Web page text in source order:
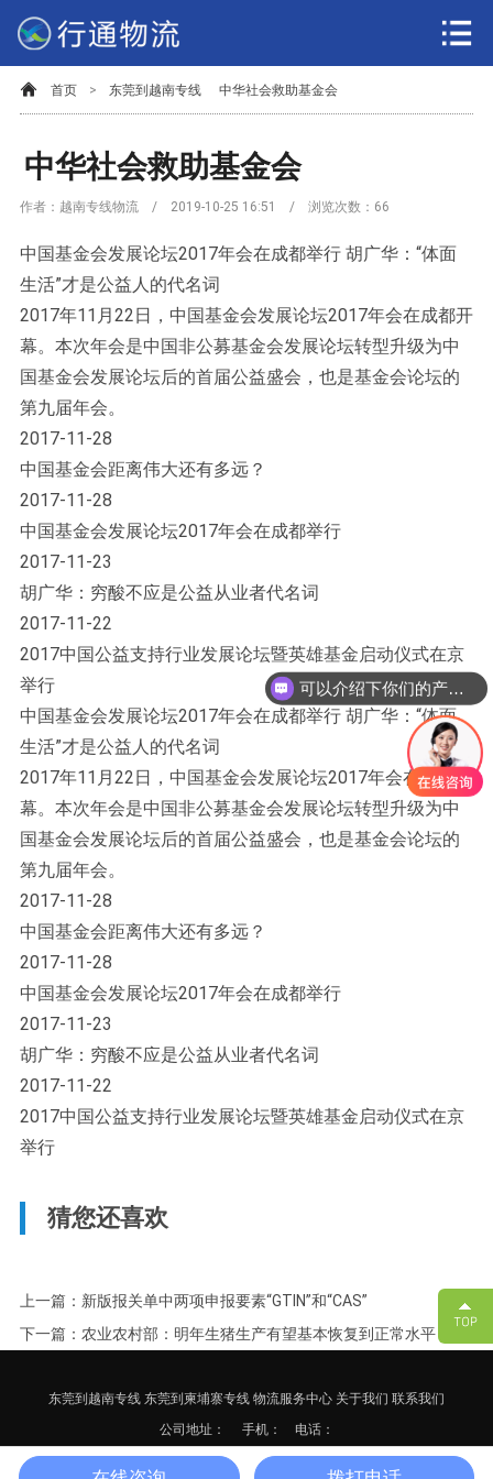
首页 > 东莞到越南专线 中华社会救助基金会
中华社会救助基金会
作者：越南专线物流 / 2019-10-25 16:51 / 浏览次数： 66
中国基金会发展论坛2017年会在成都举行 胡广华：“体面
生活”才是公益人的代名词
2017年11月22日，中国基金会发展论坛2017年会在成都开
幕。本次年会是中国非公募基金会发展论坛转型升级为中
国基金会发展论坛后的首届公益盛会，也是基金会论坛的
第九届年会。
2017-11-28
中国基金会距离伟大还有多远？
2017-11-28
中国基金会发展论坛2017年会在成都举行
2017-11-23
胡广华：穷酸不应是公益从业者代名词
2017-11-22
2017中国公益支持行业发展论坛暨英雄基金启动仪式在京
举行
中国基金会发展论坛2017年会在成都举行 胡广华：“体面
生活”才是公益人的代名词
2017年11月22日，中国基金会发展论坛2017年会在成都开
幕。本次年会是中国非公募基金会发展论坛转型升级为中
国基金会发展论坛后的首届公益盛会，也是基金会论坛的
第九届年会。
2017-11-28
中国基金会距离伟大还有多远？
2017-11-28
中国基金会发展论坛2017年会在成都举行
2017-11-23
胡广华：穷酸不应是公益从业者代名词
2017-11-22
2017中国公益支持行业发展论坛暨英雄基金启动仪式在京
举行
猜您还喜欢
上一篇：新版报关单中两项申报要素“GTIN”和“CAS”
下一篇：农业农村部：明年生猪生产有望基本恢复到正常水平
东莞到越南专线 东莞到柬埔寨专线 物流服务中心 关于我们 联系我们
公司地址： 手机： 电话：
备案号：粤ICP备17125652号-3 网站地图XML
可以介绍下你们的产品么？